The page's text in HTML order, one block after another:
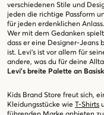
verschiedenen Stile und
jeden die richtige Passform
für jeden erdenklichen Anlass.
Wer mit dem Gedanken
dass er eine Designer-Jeans
ist. Levi's ist vor allem für
andere, was du für deine
Levi's breite Palette an
Kids Brand Store freut sich,
Kleidungsstücke wie T-Shirts